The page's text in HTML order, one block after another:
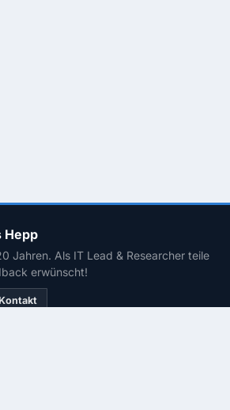
Hepp
Jahren. Als IT Lead & Researcher teile
erwünscht!